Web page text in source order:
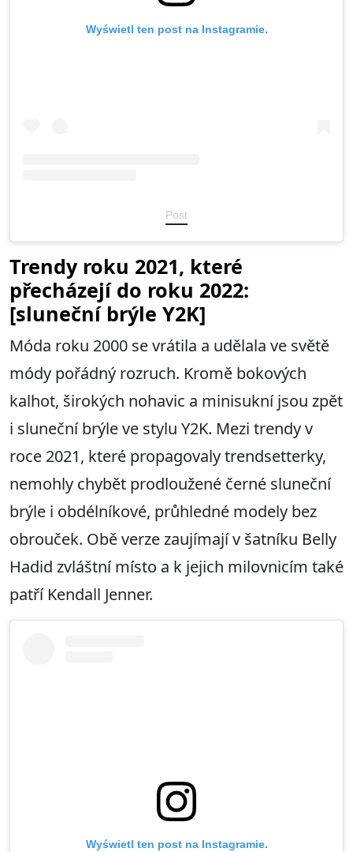
Wyświetl ten post na Instagramie.
Post
Trendy roku 2021, které
přecházejí do roku 2022:
[sluneční brýle Y2K]
Móda roku 2000 se vrátila a udělala ve světě
módy pořádný rozruch. Kromě bokových
kalhot, širokých nohavic a minisukní jsou zpět
i sluneční brýle ve stylu Y2K. Mezi trendy v
roce 2021, které propagovaly trendsetterky,
nemohly chybět prodloužené černé sluneční
brýle i obdélníkové, průhledné modely bez
obrouček. Obě verze zaujímají v šatníku Belly
Hadid zvláštní místo a k jejich milovnicím také
patří Kendall Jenner.
Wyświetl ten post na Instagramie.